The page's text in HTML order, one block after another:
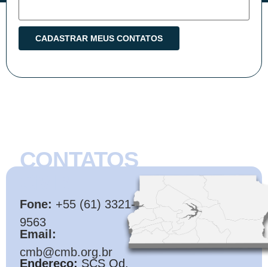
CONTATOS
Fone: +55 (61) 3321-
9563
Email:
cmb@cmb.org.br
Endereço: SCS Qd.